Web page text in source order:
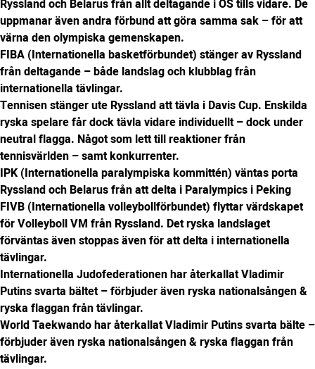
Ryssland och Belarus från allt deltagande i OS tills vidare. De
uppmanar även andra förbund att göra samma sak – för att
värna den olympiska gemenskapen.
FIBA (Internationella basketförbundet) stänger av Ryssland
från deltagande – både landslag och klubblag från
internationella tävlingar.
Tennisen stänger ute Ryssland att tävla i Davis Cup. Enskilda
ryska spelare får dock tävla vidare individuellt – dock under
neutral flagga. Något som lett till reaktioner från
tennisvärlden – samt konkurrenter.
IPK (Internationella paralympiska kommittén) väntas porta
Ryssland och Belarus från att delta i Paralympics i Peking
FIVB (Internationella volleybollförbundet) flyttar värdskapet
för Volleyboll VM från Ryssland. Det ryska landslaget
förväntas även stoppas även för att delta i internationella
tävlingar.
Internationella Judofederationen har återkallat Vladimir
Putins svarta bältet – förbjuder även ryska nationalsången &
ryska flaggan från tävlingar.
World Taekwando har återkallat Vladimir Putins svarta bälte –
förbjuder även ryska nationalsången & ryska flaggan från
tävlingar.